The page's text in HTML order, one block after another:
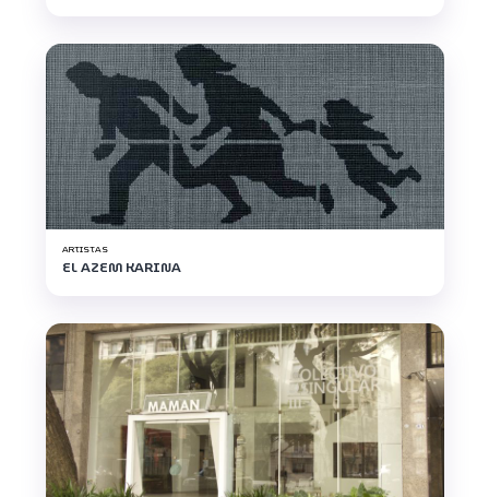
ARTISTAS
EL AZEM KARINA